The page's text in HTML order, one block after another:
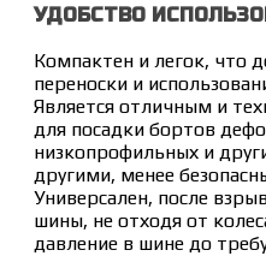
УДОБСТВО
Компактен и легок, что
переноски и
Является отличным и
для посадки бортов
низкопрофильных и
другими, менее
Универсален, после
шины, не отходя от
давление в шине до